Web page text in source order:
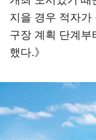
지을 경우 적자가
구장 계획 단계부
했다.》